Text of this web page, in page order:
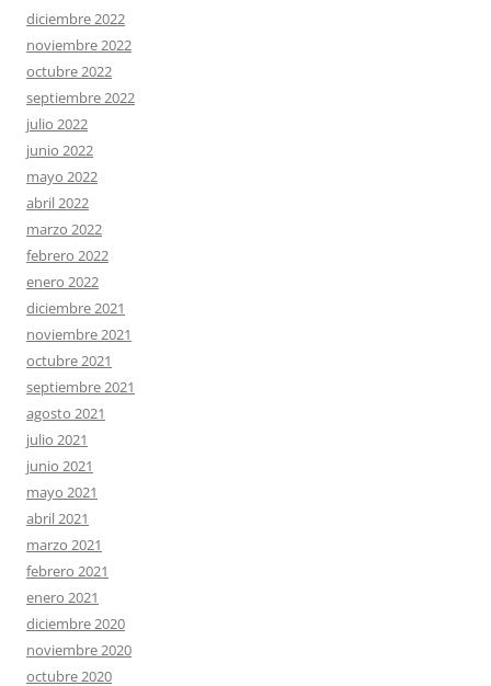
diciembre 2022
noviembre 2022
octubre 2022
septiembre 2022
julio 2022
junio 2022
mayo 2022
abril 2022
marzo 2022
febrero 2022
enero 2022
diciembre 2021
noviembre 2021
octubre 2021
septiembre 2021
agosto 2021
julio 2021
junio 2021
mayo 2021
abril 2021
marzo 2021
febrero 2021
enero 2021
diciembre 2020
noviembre 2020
octubre 2020